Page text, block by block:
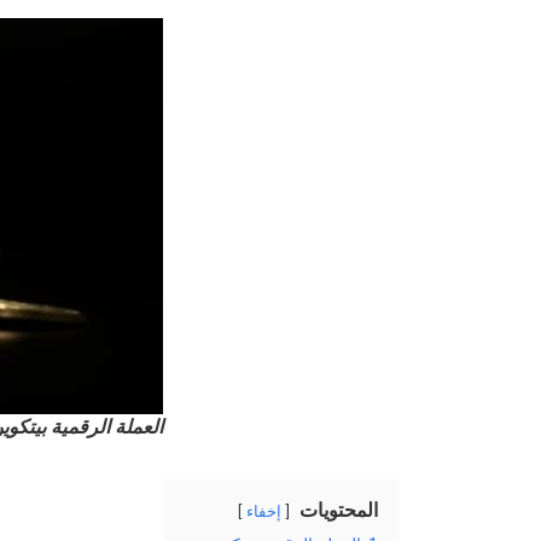
العملة الرقمية
المحتويات إخفاء